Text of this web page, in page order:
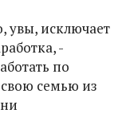
увы, исключает
-
по
семью из